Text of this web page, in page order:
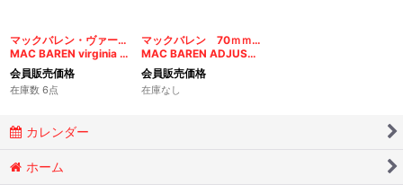
マックバレン・ヴァージニアNO.1
MAC BAREN virginia No.1
会員販売価格
在庫数 6点
マックバレン 70ｍｍアジャスタブルローラー
MAC BAREN ADJUSUTABLE Roller 70mm
会員販売価格
在庫なし
カレンダー
ホーム